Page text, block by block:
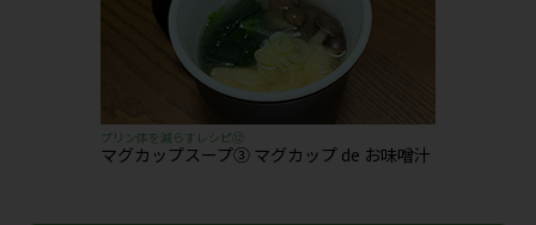
プリン体を減らすレシピ⑫
マグカップスープ③ マグカップ de お味噌汁